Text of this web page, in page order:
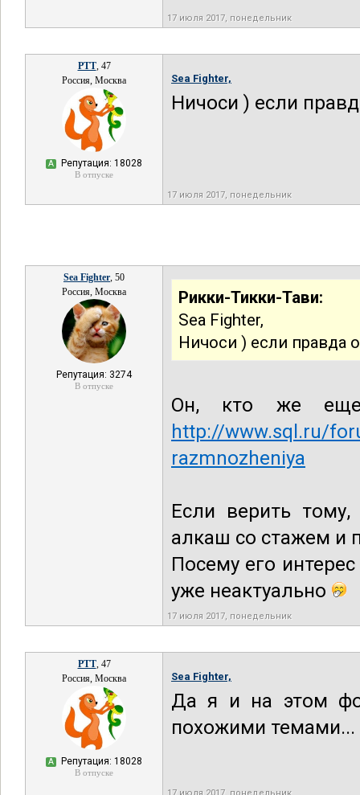
17 июля 2017, понедельник
РТТ, 47
Россия, Москва
А Репутация: 18028
В отпуске
Sea Fighter,
Ничоси ) если
17 июля 2017, понедельник
Sea Fighter, 50
Россия, Москва
Репутация: 3274
В отпуске
Рикки-Тикки-Тави:
Sea Fighter,
Ничоси ) если правда
Он, кто же
http://www.sql.ru/
razmnozheniya
Если верить
алкаш со стажем и
Посему его
уже неактуально
17 июля 2017, понедельник
РТТ, 47
Россия, Москва
А Репутация: 18028
В отпуске
Sea Fighter,
Да я и на этом
похожими темами...